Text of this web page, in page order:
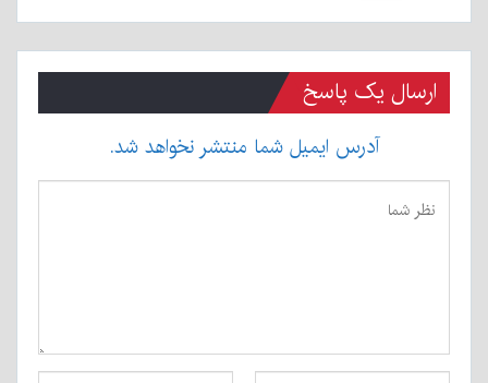
ارسال یک پاسخ
آدرس ایمیل شما منتشر نخواهد شد.